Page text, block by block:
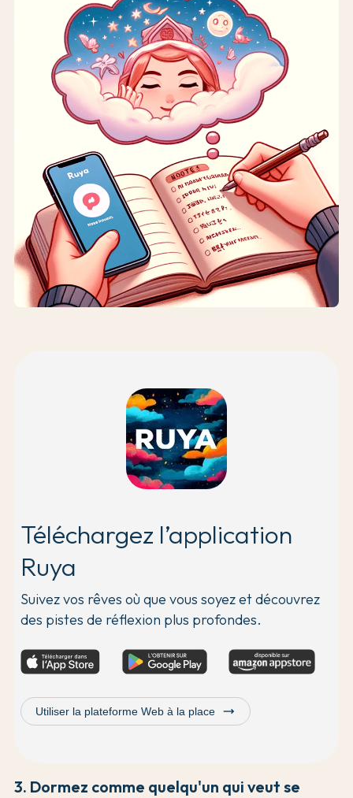
Téléchargez l’application
Ruya
Suivez vos rêves où que vous soyez et découvrez
des pistes de réflexion plus profondes.
Utiliser la plateforme Web à la place trending_flat
3. Dormez comme quelqu'un qui veut se